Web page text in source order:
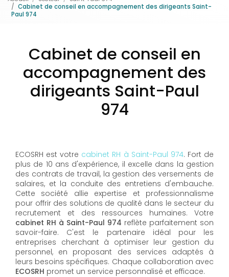
Cabinet de conseil en accompagnement des dirigeants Saint-
Paul 974
Cabinet de conseil en
accompagnement des
dirigeants Saint-Paul
974
ECOSRH est votre cabinet RH à Saint-Paul 974. Fort de
plus de 10 ans d'expérience, il excelle dans la gestion
des contrats de travail, la gestion des versements de
salaires, et la conduite des entretiens d'embauche.
Cette société allie expertise et professionnalisme
pour offrir des solutions de qualité dans le secteur du
recrutement et des ressources humaines. Votre
cabinet RH à Saint-Paul 974 reflète parfaitement son
savoir-faire. C'est le partenaire idéal pour les
entreprises cherchant à optimiser leur gestion du
personnel, en proposant des services adaptés à
leurs besoins spécifiques. Chaque collaboration avec
ECOSRH promet un service personnalisé et efficace.